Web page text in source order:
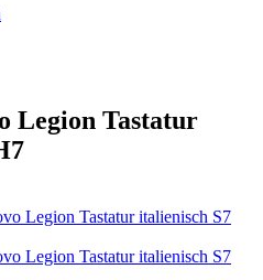
Legion Tastatur